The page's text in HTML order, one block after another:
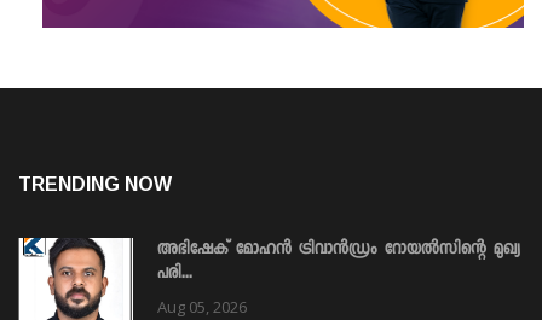
TRENDING NOW
അഭിഷേക് മോഹൻ ട്രിവാൻഡ്രം റോയൽസിന്റെ മുഖ്യ
പരി...
Aug 05, 2026